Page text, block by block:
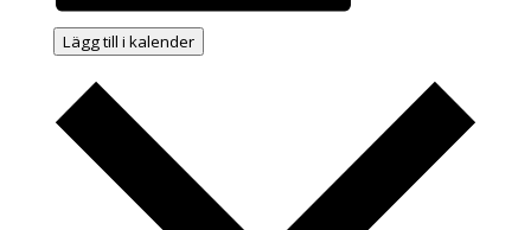
Lägg till i kalender